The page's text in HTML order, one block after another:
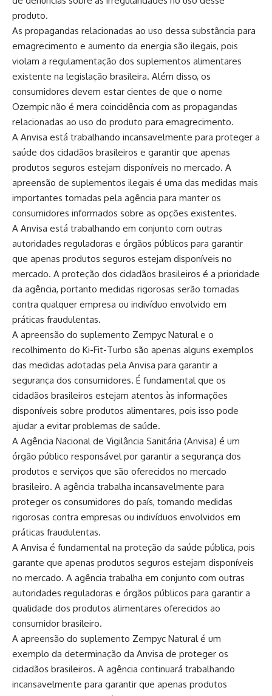
produto.
As propagandas relacionadas ao uso dessa substância para
emagrecimento e aumento da energia são ilegais, pois
violam a regulamentação dos suplementos alimentares
existente na legislação brasileira. Além disso, os
consumidores devem estar cientes de que o nome
Ozempic não é mera coincidência com as propagandas
relacionadas ao uso do produto para emagrecimento.
A Anvisa está trabalhando incansavelmente para proteger a
saúde dos cidadãos brasileiros e garantir que apenas
produtos seguros estejam disponíveis no mercado. A
apreensão de suplementos ilegais é uma das medidas mais
importantes tomadas pela agência para manter os
consumidores informados sobre as opções existentes.
A Anvisa está trabalhando em conjunto com outras
autoridades reguladoras e órgãos públicos para garantir
que apenas produtos seguros estejam disponíveis no
mercado. A proteção dos cidadãos brasileiros é a prioridade
da agência, portanto medidas rigorosas serão tomadas
contra qualquer empresa ou indivíduo envolvido em
práticas fraudulentas.
A apreensão do suplemento Zempyc Natural e o
recolhimento do Ki-Fit-Turbo são apenas alguns exemplos
das medidas adotadas pela Anvisa para garantir a
segurança dos consumidores. É fundamental que os
cidadãos brasileiros estejam atentos às informações
disponíveis sobre produtos alimentares, pois isso pode
ajudar a evitar problemas de saúde.
A Agência Nacional de Vigilância Sanitária (Anvisa) é um
órgão público responsável por garantir a segurança dos
produtos e serviços que são oferecidos no mercado
brasileiro. A agência trabalha incansavelmente para
proteger os consumidores do país, tomando medidas
rigorosas contra empresas ou indivíduos envolvidos em
práticas fraudulentas.
A Anvisa é fundamental na proteção da saúde pública, pois
garante que apenas produtos seguros estejam disponíveis
no mercado. A agência trabalha em conjunto com outras
autoridades reguladoras e órgãos públicos para garantir a
qualidade dos produtos alimentares oferecidos ao
consumidor brasileiro.
A apreensão do suplemento Zempyc Natural é um
exemplo da determinação da Anvisa de proteger os
cidadãos brasileiros. A agência continuará trabalhando
incansavelmente para garantir que apenas produtos